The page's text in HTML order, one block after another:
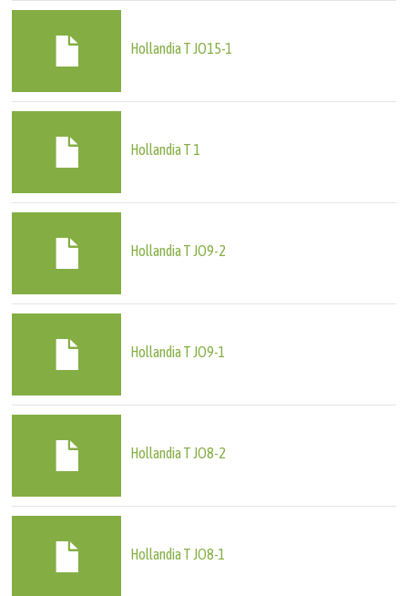
Hollandia T JO15-1
Hollandia T 1
Hollandia T JO9-2
Hollandia T JO9-1
Hollandia T JO8-2
Hollandia T JO8-1